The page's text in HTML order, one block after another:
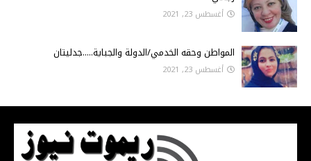
أغسطس 23, 2021
المواطن وحقه الخدمي/الدولة والجباية.....جدليتان
أغسطس 23, 2021